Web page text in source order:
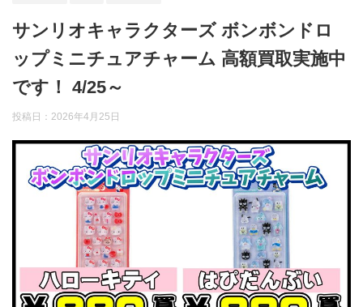
サンリオキャラクターズ ボンボンドロ
ップミニチュアチャーム 高額買取実施中
です！ 4/25～
投稿日： 2026年4月25日